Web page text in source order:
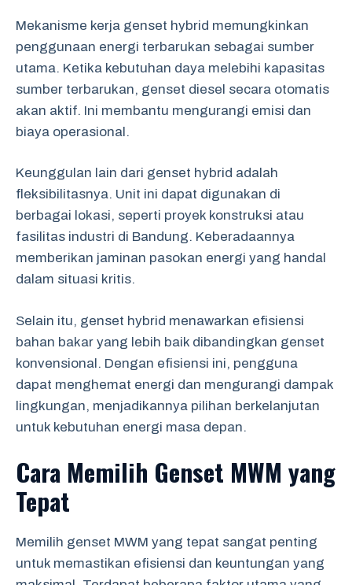
Mekanisme kerja genset hybrid memungkinkan
penggunaan energi terbarukan sebagai sumber
utama. Ketika kebutuhan daya melebihi kapasitas
sumber terbarukan, genset diesel secara otomatis
akan aktif. Ini membantu mengurangi emisi dan
biaya operasional.
Keunggulan lain dari genset hybrid adalah
fleksibilitasnya. Unit ini dapat digunakan di
berbagai lokasi, seperti proyek konstruksi atau
fasilitas industri di Bandung. Keberadaannya
memberikan jaminan pasokan energi yang handal
dalam situasi kritis.
Selain itu, genset hybrid menawarkan efisiensi
bahan bakar yang lebih baik dibandingkan genset
konvensional. Dengan efisiensi ini, pengguna
dapat menghemat energi dan mengurangi dampak
lingkungan, menjadikannya pilihan berkelanjutan
untuk kebutuhan energi masa depan.
Cara Memilih Genset MWM yang
Tepat
Memilih genset MWM yang tepat sangat penting
untuk memastikan efisiensi dan keuntungan yang